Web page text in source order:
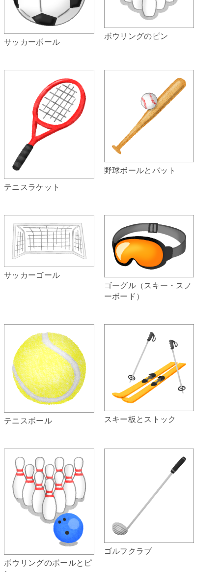
サッカーボール
ボウリングのピン
テニスラケット
野球ボールとバット
サッカーゴール
ゴーグル（スキー・スノ
ーボード）
テニスボール スキー板とストック
ボウリングのボールとピ
ゴルフクラブ